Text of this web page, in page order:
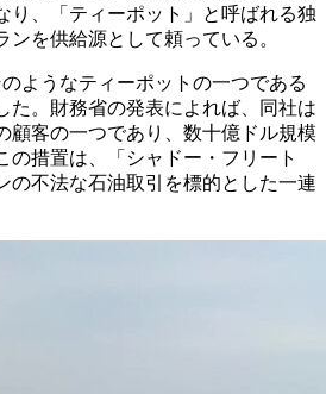
り、「ティーポット」と呼ばれる独
ンを供給源として頼っている。
ようなティーポットの一つである
た。財務省の発表によれば、同社は
顧客の一つであり、数十億ドル規模
の措置は、「シャドー・フリート
の不法な石油取引を標的とした一連